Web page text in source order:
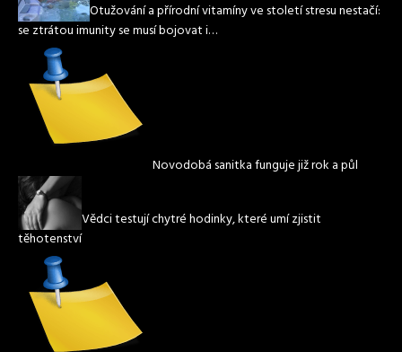
Otužování a přírodní vitamíny ve století stresu nestačí:
se ztrátou imunity se musí bojovat i…
Novodobá sanitka funguje již rok a půl
Vědci testují chytré hodinky, které umí zjistit
těhotenství